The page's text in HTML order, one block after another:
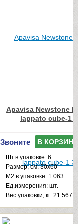
Apavisa Newstone
lappato cube-1
Звоните В КОРЗИНУ
Шт.в упаковке: 6
Размер, см: 30x60
М2 в упаковке: 1.063
Ед.измерения: шт.
Веc упаковки, кг: 21.567